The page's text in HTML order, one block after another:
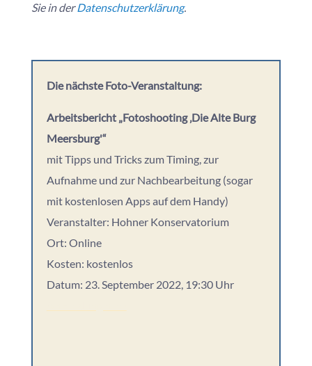
Sie in derDatenschutzerklärung.
Die nächste Foto-Veranstaltung:
Arbeitsbericht „Fotoshooting ‚Die Alte Burg
Meersburg'“
mit Tipps und Tricks zum Timing, zur
Aufnahme und zur Nachbearbeitung (sogar
mit kostenlosen Apps auf dem Handy)
Veranstalter: Hohner Konservatorium
Ort: Online
Kosten: kostenlos
Datum: 23. September 2022, 19:30 Uhr